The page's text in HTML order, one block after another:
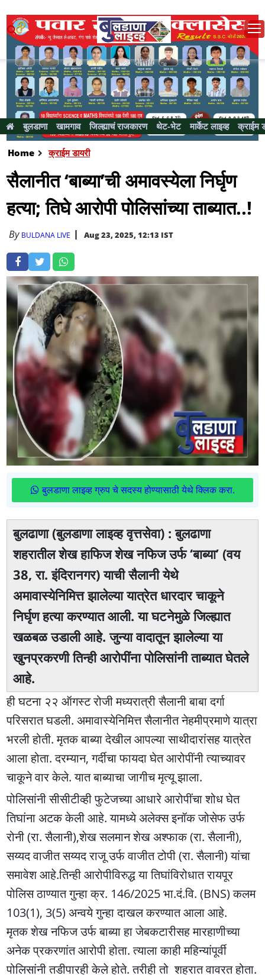
बुलडाणा खामगाव जिल्ह्याचं राजकारण थेट-भेट मार्केट लाइव्ह क्राईम
Home क्राईम डायरी
सैलानीत ‘बाब्या’ची अमावस्येला निर्घृण
हत्या; तिघे आरोपी पोलिसांच्या ताब्यात..!
By BULDANA LIVE Aug 23, 2025, 12:13 IST
बुलडाणा लाइव्ह ग्रुप चे सदस्य होण्यासाठी येथे क्लिक करा.
बुलढाणा (बुलडाणा लाइव्ह वृत्तसेवा) : बुलढाणा
शहरातील शेख हाफिज शेख नफिज उर्फ ‘बाब्या’ (वय
38, रा. इंदिरानगर) याची सैलानी येथे
अमावास्येनिमित्त झालेल्या यात्रेत धारदार चाकूने
निर्घृण हत्या करण्यात आली. या घटनेमुळे जिल्ह्यात
खळबळ उडाली आहे. जुन्या वादातून झालेल्या या
खुनप्रकरणी तिन्ही आरोपींना पोलिसांनी ताब्यात घेतले
आहे.
ही घटना २२ ऑगस्ट रोजी मध्यरात्री सैलानी बाबा दर्गा
परिसरात घडली. अमावास्येनिमित्त सैलानीत नेहमीप्रमाणे यात्रा
भरली होती. मृतक बाब्या देखील आपल्या साथीदारांसह यात्रेत
आला होता. दरम्यान, गर्दीचा फायदा घेत आरोपींनी त्याच्यावर
चाकूने वार केले. यात बाब्याचा जागीच मृत्यू झाला.
पोलिसांनी सीसीटीव्ही फुटेजच्या आधारे आरोपींचा शोध घेत
तिघांना अटक केली आहे. यामध्ये अलेक्स इनॉक जोसेफ उर्फ
रोनी (रा. सैलानी),शेख सलमान शेख अश्फाक (रा. सैलानी),
सय्यद वाजीत सय्यद राजू उर्फ वाजीत टोपी (रा. सैलानी) यांचा
समावेश आहे.तिन्ही आरोपीविरुद्ध या तिघांविरोधात रायपूर
पोलिस ठाण्यात गुन्हा क्र. 146/2025 भा.दं.वि. (BNS) कलम
103(1), 3(5) अन्वये गुन्हा दाखल करण्यात आला आहे.
मृतक शेख नफिज उर्फ बाब्या हा जेबकटारीसह मारहाणीच्या
अनेक प्रकरणांत आरोपी होता. त्याला काही महिन्यांपूर्वी
पोलिसांनी तडीपारही केले होते. तरीही तो शहरात वावरत होता.